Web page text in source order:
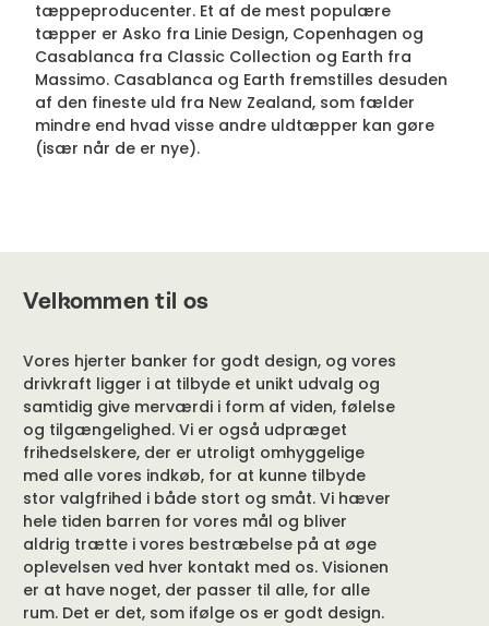
tæppeproducenter. Et af de mest populære
tæpper er Asko fra Linie Design, Copenhagen og
Casablanca fra Classic Collection og Earth fra
Massimo. Casablanca og Earth fremstilles desuden
af den fineste uld fra New Zealand, som fælder
mindre end hvad visse andre uldtæpper kan gøre
(især når de er nye).
Velkommen til os
Vores hjerter banker for godt design, og vores
drivkraft ligger i at tilbyde et unikt udvalg og
samtidig give merværdi i form af viden, følelse
og tilgængelighed. Vi er også udpræget
frihedselskere, der er utroligt omhyggelige
med alle vores indkøb, for at kunne tilbyde
stor valgfrihed i både stort og småt. Vi hæver
hele tiden barren for vores mål og bliver
aldrig trætte i vores bestræbelse på at øge
oplevelsen ved hver kontakt med os. Visionen
er at have noget, der passer til alle, for alle
rum. Det er det, som ifølge os er godt design.